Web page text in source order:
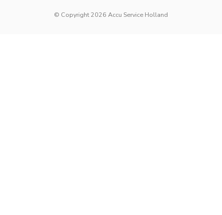
© Copyright 2026 Accu Service Holland